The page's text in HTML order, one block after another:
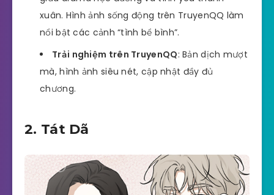
xuân. Hình ảnh sống động trên TruyenQQ làm
nổi bật các cảnh “tình bể bình”.
Trải nghiệm trên TruyenQQ: Bản dịch mượt
mà, hình ảnh siêu nét, cập nhật đầy đủ
chương.
2. Tát Dã